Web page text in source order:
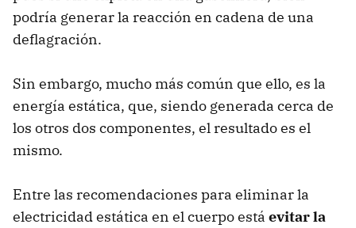
podría generar la reacción en cadena de una
deflagración.
Sin embargo, mucho más común que ello, es la
energía estática, que, siendo generada cerca de
los otros dos componentes, el resultado es el
mismo.
Entre las recomendaciones para eliminar la
electricidad estática en el cuerpo está evitar la